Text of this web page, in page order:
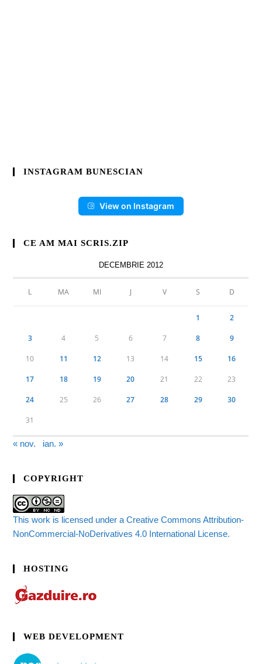
INSTAGRAM BUNESCIAN
View on Instagram
CE AM MAI SCRIS.ZIP
DECEMBRIE 2012
L MA MI J V S D
1 2
3 4 5 6 7 8 9
10 11 12 13 14 15 16
17 18 19 20 21 22 23
24 25 26 27 28 29 30
31
« nov. ian. »
COPYRIGHT
This work is licensed under a Creative Commons Attribution-
NonCommercial-NoDerivatives 4.0 International License.
HOSTING
WEB DEVELOPMENT